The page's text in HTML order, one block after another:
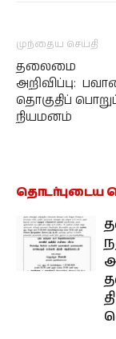
முந்தைய செய்தி
தலைமை
அறிவிப்பு:
தொகுதிப்
நியமனம்
தொடர்புடைய